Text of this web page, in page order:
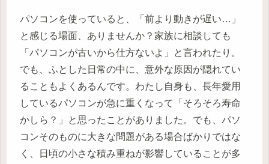
パソコンを使っていると、「前より動きが遅い…」
と感じる場面、ありませんか？家族に相談しても
「パソコンが古いから仕方ないよ」と言われたり。
でも、ふとした日常の中に、意外な原因が隠れてい
ることもよくあるんです。わたし自身も、長年愛用
しているパソコンが急に重くなって「そろそろ寿命
かしら？」と思ったことがありました。でも、パソ
コンそのものに大きな問題がある場合ばかりではな
く、日頃の小さな積み重ねが影響していることが多